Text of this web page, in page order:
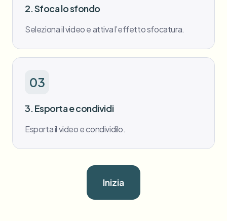
2. Sfoca lo sfondo
Seleziona il video e attiva l’effetto sfocatura.
03
3. Esporta e condividi
Esporta il video e condividilo.
Inizia